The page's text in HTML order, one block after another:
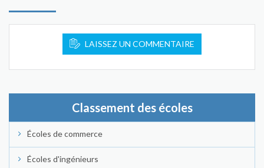
LAISSEZ UN COMMENTAIRE
Classement des écoles
Écoles de commerce
Écoles d'ingénieurs